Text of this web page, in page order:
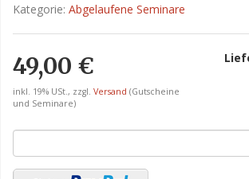
Kategorie: Abgelaufene Seminare
49,00 €
inkl. 19% USt., zzgl. Versand (Gutscheine
und Seminare)